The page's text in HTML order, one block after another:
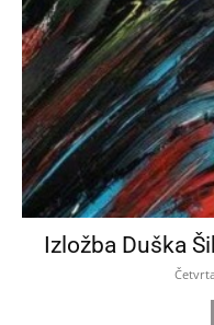
Izložba Duška